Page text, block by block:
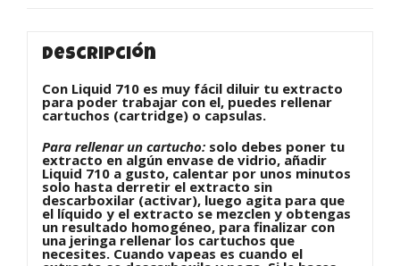
Descripción
Con Liquid 710 es muy fácil diluir tu extracto
para poder trabajar con el, puedes rellenar
cartuchos (cartridge) o capsulas.
Para rellenar un cartucho:solo debes poner tu
extracto en algún envase de vidrio, añadir
Liquid 710 a gusto, calentar por unos minutos
solo hasta derretir el extracto sin
descarboxilar (activar), luego agita para que
el líquido y el extracto se mezclen y obtengas
un resultado homogéneo, para finalizar con
una jeringa rellenar los cartuchos que
necesites. Cuando vapeas es cuando el